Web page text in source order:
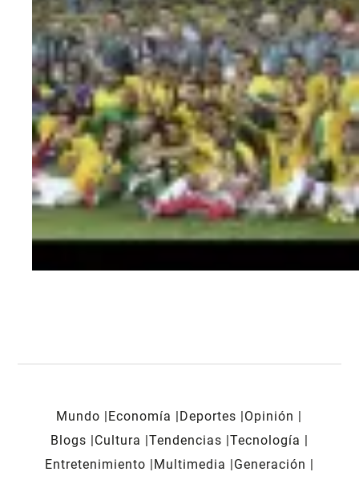
Mundo Economía Deportes
Opinión
Blogs
Cultura Tendencias Tecnología
Entretenimiento
Multimedia
Generación